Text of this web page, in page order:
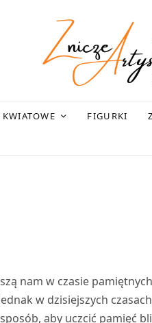
FIGURKI
nam w czasie
w dzisiejszych
aby uczcić pamięć